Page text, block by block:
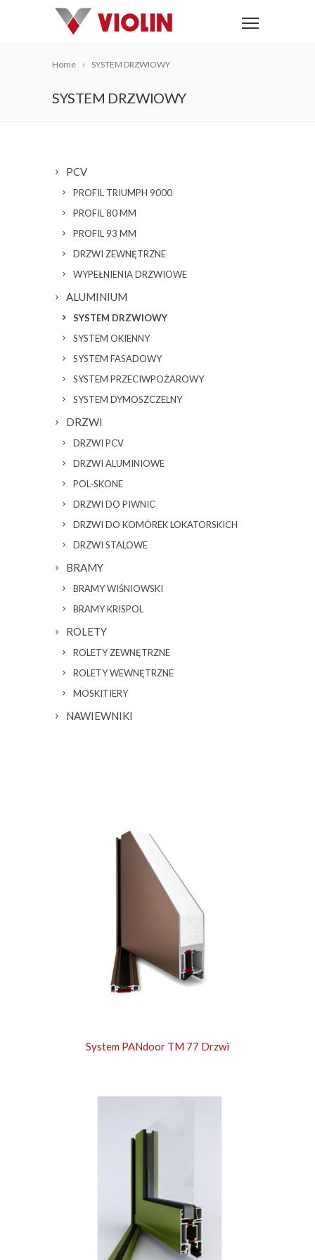
Home SYSTEM DRZWIOWY
SYSTEM DRZWIOWY
PCV
PROFIL TRIUMPH 9000
PROFIL 80 MM
PROFIL 93 MM
DRZWI ZEWNĘTRZNE
WYPEŁNIENIA DRZWIOWE
ALUMINIUM
SYSTEM DRZWIOWY
SYSTEM OKIENNY
SYSTEM FASADOWY
SYSTEM PRZECIWPOŻAROWY
SYSTEM DYMOSZCZELNY
DRZWI
DRZWI PCV
DRZWI ALUMINIOWE
POL-SKONE
DRZWI DO PIWNIC
DRZWI DO KOMÓREK LOKATORSKICH
DRZWI STALOWE
BRAMY
BRAMY WIŚNIOWSKI
BRAMY KRISPOL
ROLETY
ROLETY ZEWNĘTRZNE
ROLETY WEWNĘTRZNE
MOSKITIERY
NAWIEWNIKI
System PANdoor TM 77 Drzwi